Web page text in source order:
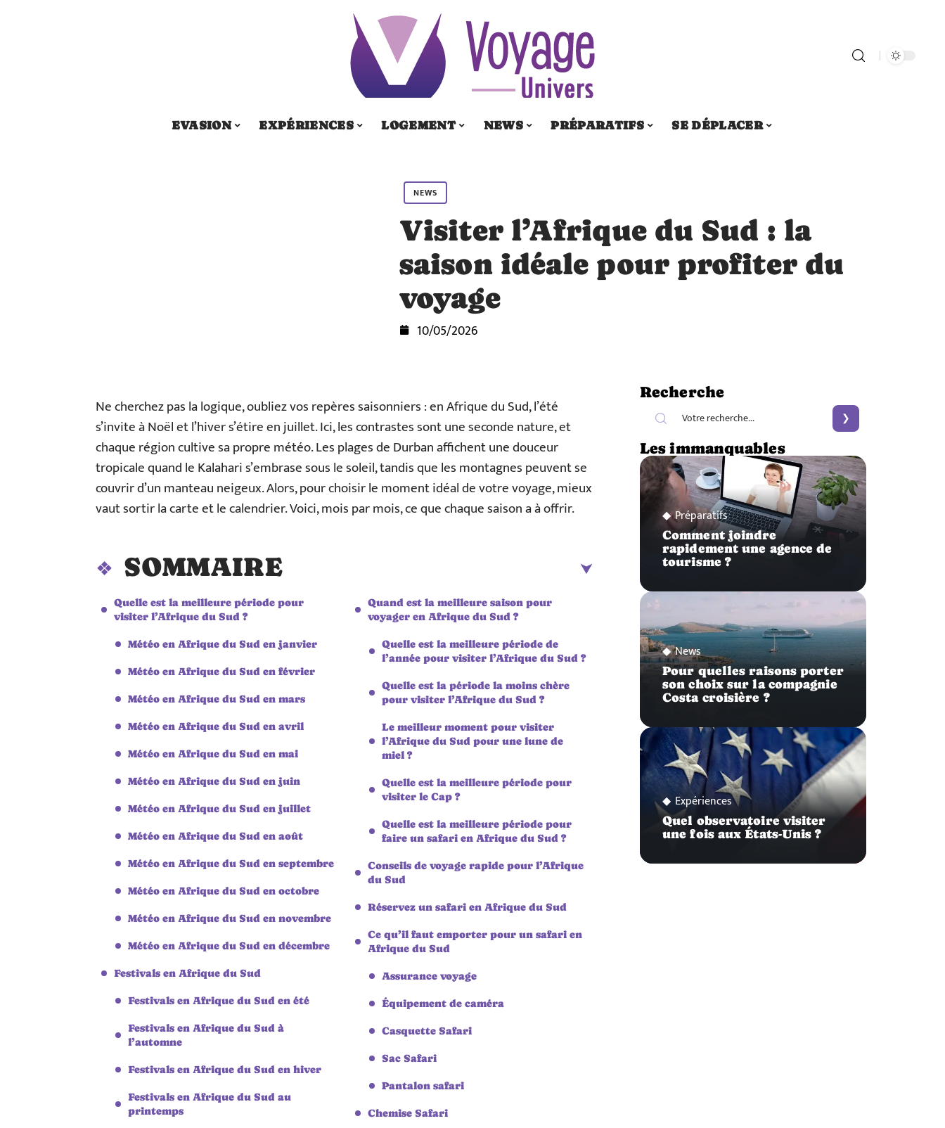
EVASION EXPÉRIENCES LOGEMENT NEWS PRÉPARATIFS SE DÉPLACER
NEWS
Visiter l’Afrique du Sud : la
saison idéale pour profiter du
voyage
10/05/2026
Ne cherchez pas la logique, oubliez vos repères saisonniers : en Afrique du Sud, l’été
s’invite à Noël et l’hiver s’étire en juillet. Ici, les contrastes sont une seconde nature, et
chaque région cultive sa propre météo. Les plages de Durban affichent une douceur
tropicale quand le Kalahari s’embrase sous le soleil, tandis que les montagnes peuvent se
couvrir d’un manteau neigeux. Alors, pour choisir le moment idéal de votre voyage, mieux
vaut sortir la carte et le calendrier. Voici, mois par mois, ce que chaque saison a à offrir.
SOMMAIRE
Quelle est la meilleure période pour
visiter l’Afrique du Sud ?
Météo en Afrique du Sud en janvier
Météo en Afrique du Sud en février
Météo en Afrique du Sud en mars
Météo en Afrique du Sud en avril
Météo en Afrique du Sud en mai
Météo en Afrique du Sud en juin
Météo en Afrique du Sud en juillet
Météo en Afrique du Sud en août
Météo en Afrique du Sud en septembre
Météo en Afrique du Sud en octobre
Météo en Afrique du Sud en novembre
Météo en Afrique du Sud en décembre
Festivals en Afrique du Sud
Festivals en Afrique du Sud en été
Festivals en Afrique du Sud à
l’automne
Festivals en Afrique du Sud en hiver
Festivals en Afrique du Sud au
printemps
Quand est la meilleure saison pour
voyager en Afrique du Sud ?
Quelle est la meilleure période de
l’année pour visiter l’Afrique du Sud ?
Quelle est la période la moins chère
pour visiter l’Afrique du Sud ?
Le meilleur moment pour visiter
l’Afrique du Sud pour une lune de
miel ?
Quelle est la meilleure période pour
visiter le Cap ?
Quelle est la meilleure période pour
faire un safari en Afrique du Sud ?
Conseils de voyage rapide pour l’Afrique
du Sud
Réservez un safari en Afrique du Sud
Ce qu’il faut emporter pour un safari en
Afrique du Sud
Assurance voyage
Équipement de caméra
Casquette Safari
Sac Safari
Pantalon safari
Chemise Safari
Recherche
Les immanquables
Préparatifs
Comment joindre
rapidement une agence de
tourisme ?
News
Pour quelles raisons porter
son choix sur la compagnie
Costa croisière ?
Expériences
Quel observatoire visiter
une fois aux États-Unis ?